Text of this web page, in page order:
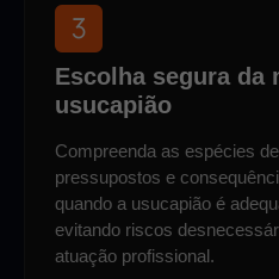
Escolha segura da
usucapião
Compreenda as espécies
pressupostos e
quando a usucapião é
evitando riscos
atuação profissional.